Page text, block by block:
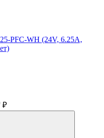
PFC-WH (24V, 6.25A,
₽